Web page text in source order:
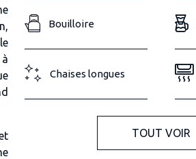
Bouilloire
Chaises longues
TOUT VOIR